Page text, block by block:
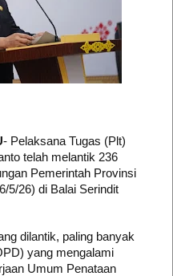
- Pelaksana Tugas (Plt)
telah melantik 236
Pemerintah Provinsi
5/26) di Balai Serindit
dilantik, paling banyak
yang mengalami
Umum Penataan